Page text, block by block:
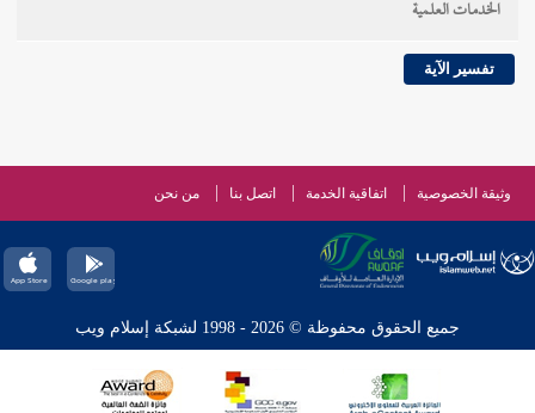
الخدمات العلمية
تفسير الآية
وثيقة الخصوصية اتفاقية الخدمة اتصل بنا من نحن
جميع الحقوق محفوظة © 2026 - 1998 لشبكة إسلام ويب